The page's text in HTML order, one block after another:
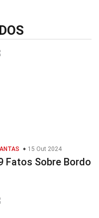
15 Out 2024
Fatos Sobre Bordo